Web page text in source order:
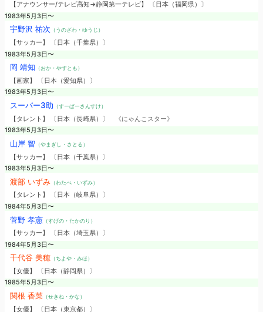
【アナウンサー/テレビ高知→静岡第一テレビ】 〔日本（福岡県）〕
1983年5月3日〜
宇野沢 祐次 （うのざわ・ゆうじ）
【サッカー】 〔日本（千葉県）〕
1983年5月3日〜
岡 靖知 （おか・やすとも）
【画家】 〔日本（愛知県）〕
1983年5月3日〜
スーパー3助 （すーぱーさんすけ）
【タレント】 〔日本（長崎県）〕
《にゃんこスター》
1983年5月3日〜
山岸 智（やまぎし・さとる）
【サッカー】 〔日本（千葉県）〕
1983年5月3日〜
渡部 いずみ（わたべ・いずみ）
【タレント】 〔日本（岐阜県）〕
1984年5月3日〜
菅野 孝憲 （すげの・たかのり）
【サッカー】 〔日本（埼玉県）〕
1984年5月3日〜
千代谷 美穂（ちよや・みほ）
【女優】 〔日本（静岡県）〕
1985年5月3日〜
関根 香菜（せきね・かな）
【女優】 〔日本（東京都）〕